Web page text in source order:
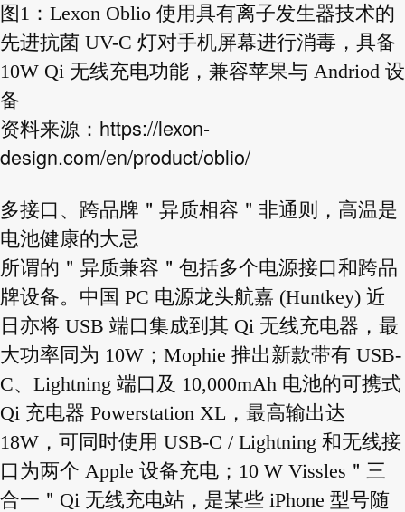
图1：Lexon Oblio 使用具有离子发生器技术的
先进抗菌 UV-C 灯对手机屏幕进行消毒，具备
10W Qi 无线充电功能，兼容苹果与 Andriod 设
备
资料来源： https://lexon-
design.com/en/product/oblio/
多接口、跨品牌＂异质相容＂非通则，高温是
电池健康的大忌
所谓的＂异质兼容＂包括多个电源接口和跨品
牌设备。中国 PC 电源龙头航嘉 (Huntkey) 近
日亦将 USB 端口集成到其 Qi 无线充电器，最
大功率同为 10W；Mophie 推出新款带有 USB-
C、Lightning 端口及 10,000mAh 电池的可携式
Qi 充电器 Powerstation XL，最高输出达
18W，可同时使用 USB-C / Lightning 和无线接
口为两个 Apple 设备充电； 10 W Vissles＂三
合一＂Qi 无线充电站，是某些 iPhone 型号随